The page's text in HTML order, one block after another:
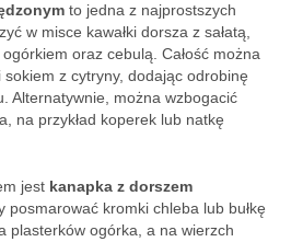
to jedna z najprostszych
w misce kawałki dorsza z sałatą,
oraz cebulą. Całość można
z cytryny, dodając odrobinę
Alternatywnie, można wzbogacić
na przykład koperek lub natkę
jest kanapka z dorszem
posmarować kromki chleba lub bułkę
plasterków ogórka, a na wierzch